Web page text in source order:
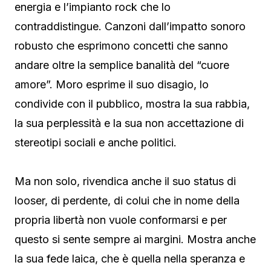
energia e l’impianto rock che lo
contraddistingue. Canzoni dall’impatto sonoro
robusto che esprimono concetti che sanno
andare oltre la semplice banalità del “cuore
amore”. Moro esprime il suo disagio, lo
condivide con il pubblico, mostra la sua rabbia,
la sua perplessità e la sua non accettazione di
stereotipi sociali e anche politici.
Ma non solo, rivendica anche il suo status di
looser, di perdente, di colui che in nome della
propria libertà non vuole conformarsi e per
questo si sente sempre ai margini. Mostra anche
la sua fede laica, che è quella nella speranza e